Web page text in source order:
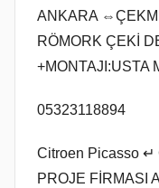
ANKARA
RÖMORK ÇEKİ
+MONTAJI:USTA
05323118894
Citroen Picasso ↵
PROJE FİRMASI